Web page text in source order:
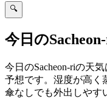
🔍
今日の
今日のSacheon-riの天
予想です。湿度が高く
傘なしでも外出しやす